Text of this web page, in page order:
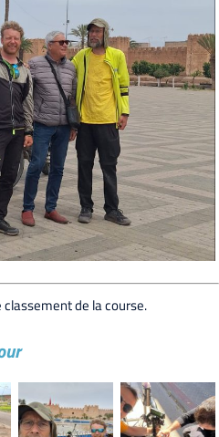
classement de la course.